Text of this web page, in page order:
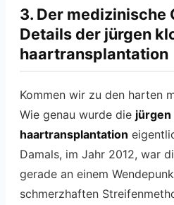
3. Der medizinische
Details der jürgen
haartransplantation
Kommen wir zu den harten
Wie genau wurde die jürgen
haartransplantation
Damals, im Jahr 2012, war
gerade an einem
schmerzhaften